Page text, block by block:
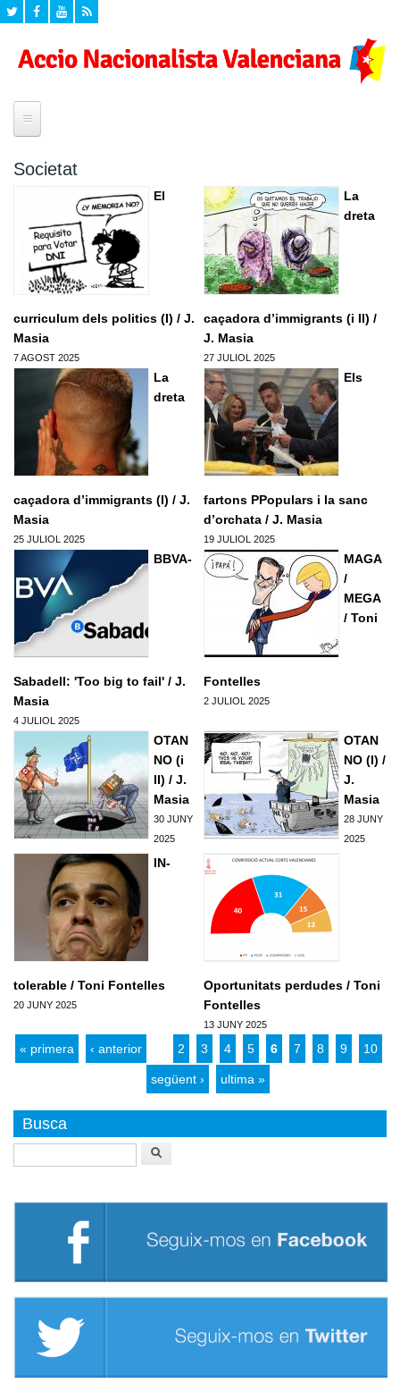
Historia
Declaracio de Principis
Seccions
Agenda
Campanyes
Cultura
Valencianisme
Infraestructures
Politica
Opinio
Societat
Denuncia social
ACNV
Economia
Propostes
Programa Politic d'Accio Nacionalista Valenciana
Formacio
Formacio dirigents
Formacio complementaria
Normes d'El Puig
Documents
Videos
Zona privada
Usuari*
Crear nou conte
Solicitar una nova contrasenya
Contactar
Afilia't
Cursos IEV
Societat
El
curriculum dels politics (I) / J.
Masia
7 AGOST 2025
La
dreta
caçadora d’immigrants (i II) /
J. Masia
27 JULIOL 2025
La
dreta
caçadora d’immigrants (I) / J.
Masia
25 JULIOL 2025
Els
fartons PPopulars i la sanc
d’orchata / J. Masia
19 JULIOL 2025
BBVA-
Sabadell: 'Too big to fail' / J.
Masia
4 JULIOL 2025
MAGA
/
MEGA
/ Toni
Fontelles
2 JULIOL 2025
OTAN
NO (i
II) / J.
Masia
30 JUNY
2025
OTAN
NO (I) /
J.
Masia
28 JUNY
2025
IN-
tolerable / Toni Fontelles
20 JUNY 2025
Oportunitats perdudes / Toni
Fontelles
13 JUNY 2025
Pagines
« primera ‹ anterior 2 3 4 5 6 7 8 9 10
següent › ultima »
Busca